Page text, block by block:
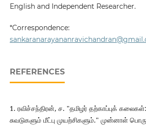
English and Independent Researcher.
*Correspondence:
REFERENCES
1. ரவிச்சந்திரன், ச. "தமிழர் தற்காப்புக்
சுவடுகளும் மீட்பு முயற்சிகளும்." முன்னாள்